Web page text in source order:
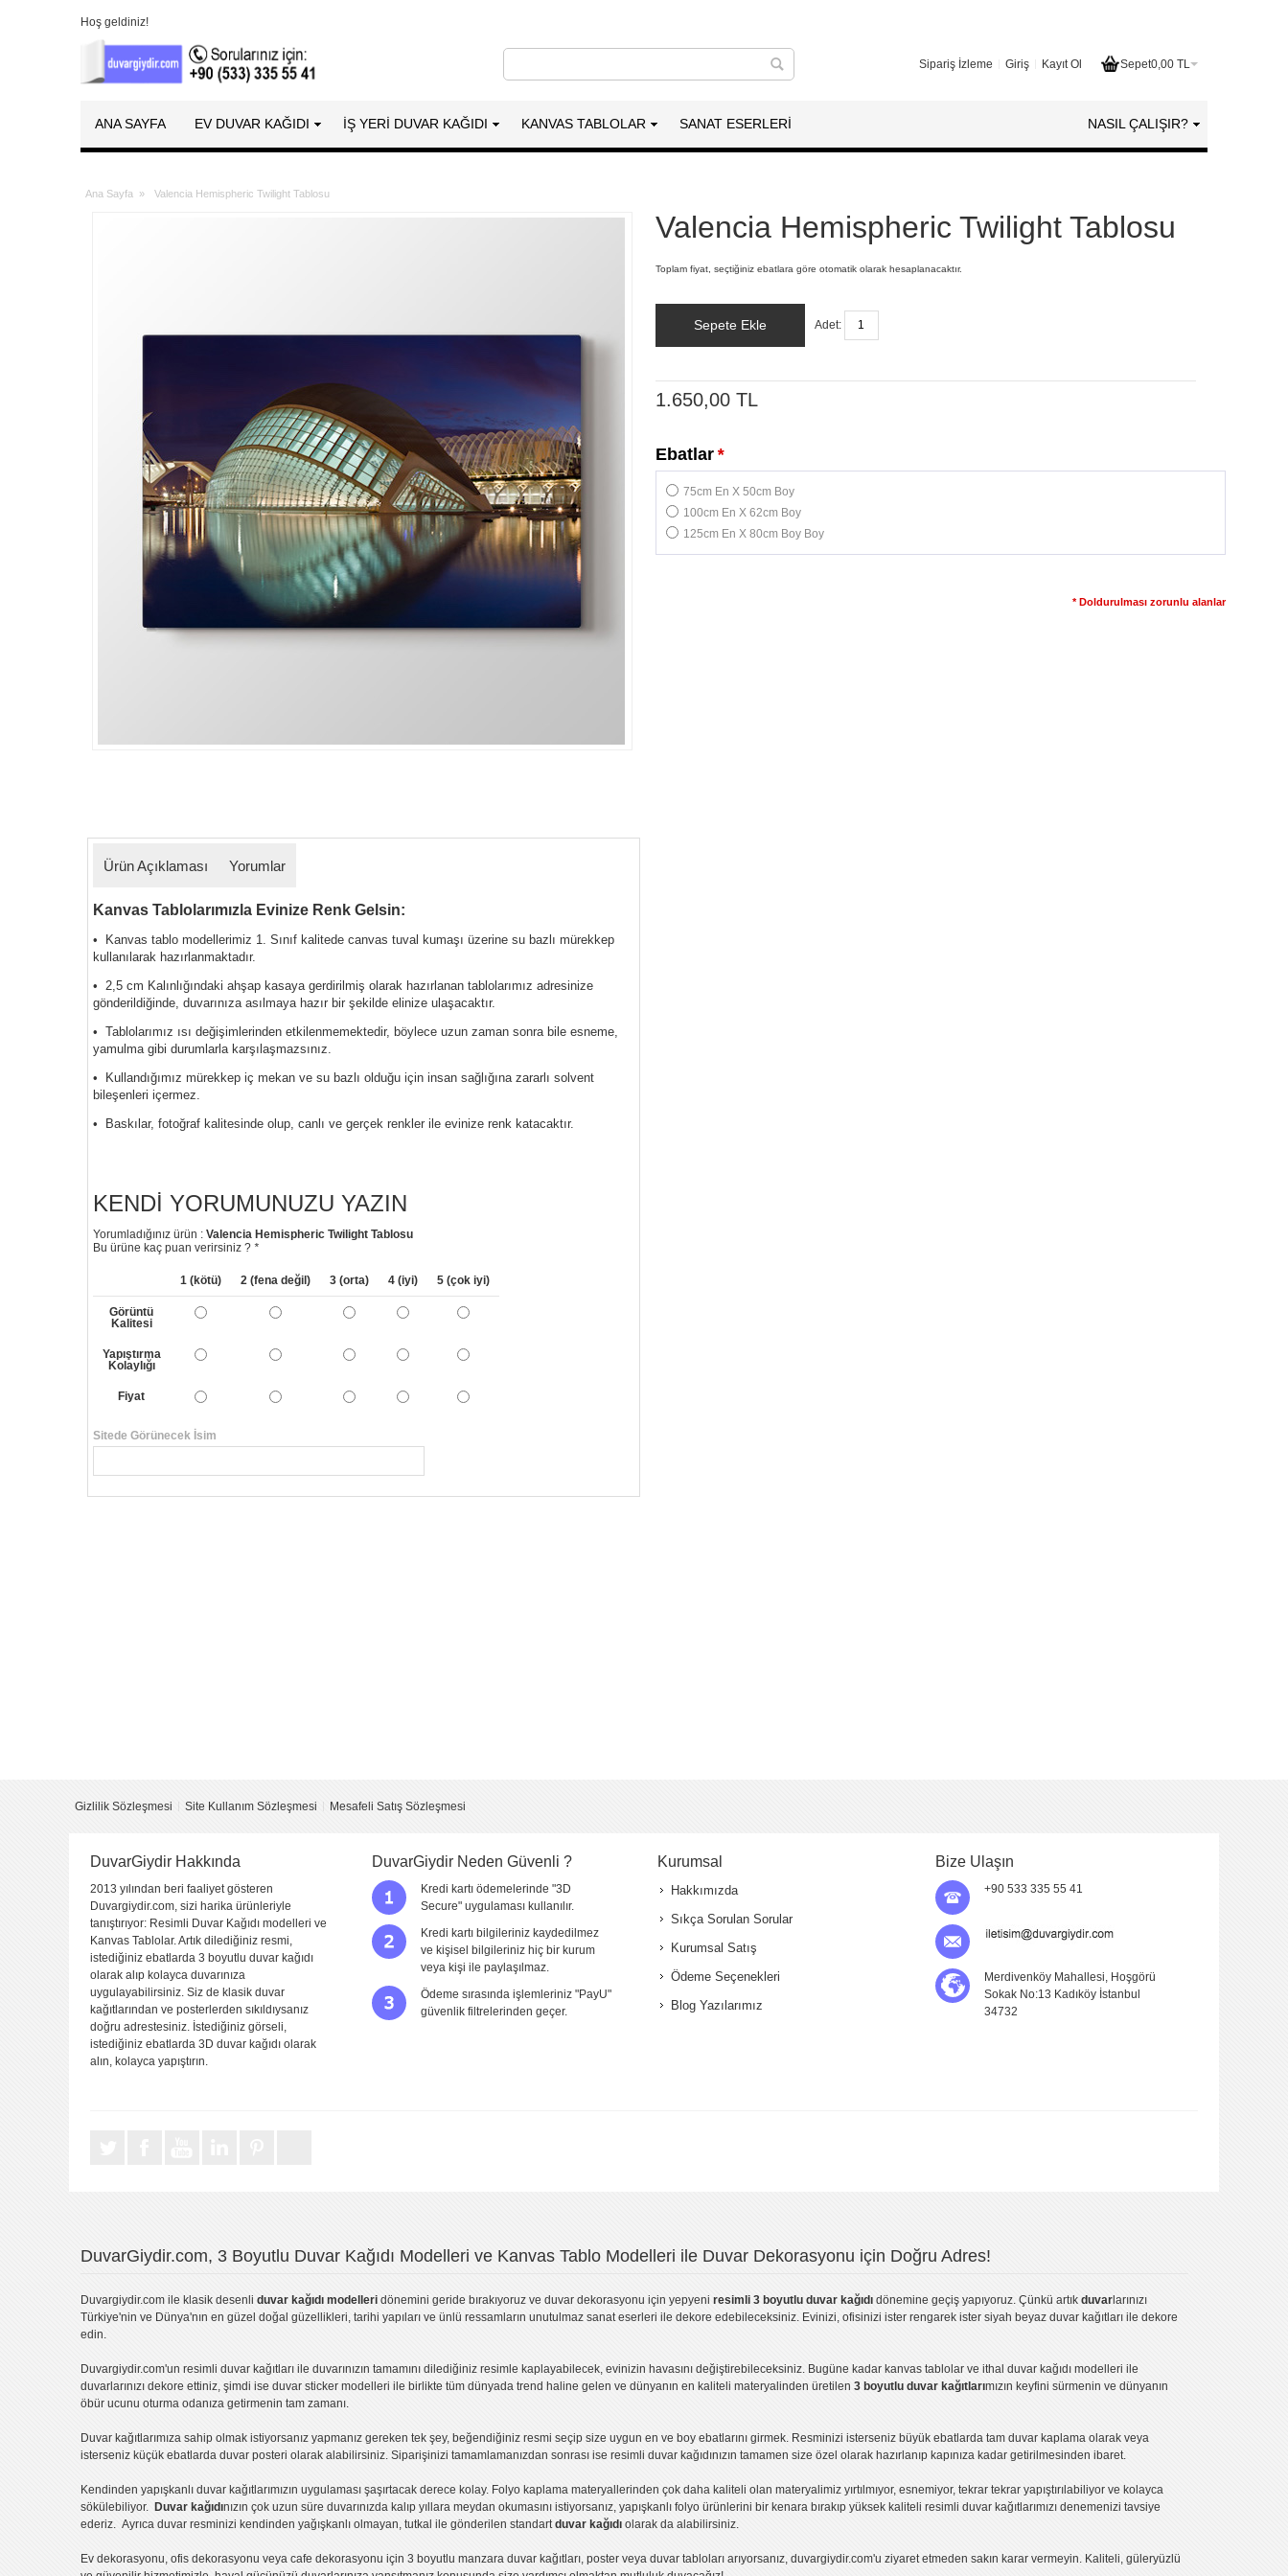
Hoş geldiniz!
Sepet0,00 TL
Sipariş İzleme Giriş Kayıt Ol
ANA SAYFA EV DUVAR KAĞIDI İŞ YERİ DUVAR KAĞIDI KANVAS TABLOLAR SANAT ESERLERI NASIL ÇALIŞIR?
Ana Sayfa » Valencia Hemispheric Twilight Tablosu
Valencia Hemispheric Twilight Tablosu
Toplam fiyat, seçtiğiniz ebatlara göre otomatik olarak hesaplanacaktır.
Sepete Ekle Adet:
1.650,00 TL
*
Ebatlar
75cm En X 50cm Boy
100cm En X 62cm Boy
125cm En X 80cm Boy Boy
* Doldurulması zorunlu alanlar
Ürün Açıklaması Yorumlar
Kanvas Tablolarımızla Evinize Renk Gelsin:
• Kanvas tablo modellerimiz 1. Sınıf kalitede canvas tuval kumaşı üzerine su bazlı mürekkep
kullanılarak hazırlanmaktadır.
• 2,5 cm Kalınlığındaki ahşap kasaya gerdirilmiş olarak hazırlanan tablolarımız adresinize
gönderildiğinde, duvarınıza asılmaya hazır bir şekilde elinize ulaşacaktır.
• Tablolarımız ısı değişimlerinden etkilenmemektedir, böylece uzun zaman sonra bile esneme,
yamulma gibi durumlarla karşılaşmazsınız.
• Kullandığımız mürekkep iç mekan ve su bazlı olduğu için insan sağlığına zararlı solvent
bileşenleri içermez.
• Baskılar, fotoğraf kalitesinde olup, canlı ve gerçek renkler ile evinize renk katacaktır.
KENDI YORUMUNUZU YAZIN
Yorumladığınız ürün : Valencia Hemispheric Twilight Tablosu
Bu ürüne kaç puan verirsiniz ? *
1 (kötü) 2 (fena değil) 3 (orta) 4 (iyi) 5 (çok iyi)
Görüntü
Kalitesi
Yapıştırma
Kolaylığı
Fiyat
Sitede Görünecek İsim
Gizlilik Sözleşmesi Site Kullanım Sözleşmesi Mesafeli Satış Sözleşmesi
DuvarGiydir Hakkında
2013 yılından beri faaliyet gösteren
Duvargiydir.com, sizi harika ürünleriyle
tanıştırıyor: Resimli Duvar Kağıdı modelleri ve
Kanvas Tablolar. Artık dilediğiniz resmi,
istediğiniz ebatlarda 3 boyutlu duvar kağıdı
olarak alıp kolayca duvarınıza
uygulayabilirsiniz. Siz de klasik duvar
kağıtlarından ve posterlerden sıkıldıysanız
doğru adrestesiniz. İstediğiniz görseli,
istediğiniz ebatlarda 3D duvar kağıdı olarak
alın, kolayca yapıştırın.
DuvarGiydir Neden Güvenli ?
Kredi kartı ödemelerinde "3D
Secure" uygulaması kullanılır.
Kredi kartı bilgileriniz kaydedilmez
ve kişisel bilgileriniz hiç bir kurum
veya kişi ile paylaşılmaz.
Ödeme sırasında işlemleriniz "PayU"
güvenlik filtrelerinden geçer.
Kurumsal
Hakkımızda
Sıkça Sorulan Sorular
Kurumsal Satış
Ödeme Seçenekleri
Blog Yazılarımız
Bize Ulaşın
+90 533 335 55 41
Merdivenköy Mahallesi, Hoşgörü
Sokak No:13 Kadıköy İstanbul
34732
DuvarGiydir.com, 3 Boyutlu Duvar Kağıdı Modelleri ve Kanvas Tablo Modelleri ile Duvar Dekorasyonu için Doğru Adres!
Duvargiydir.com ile klasik desenli duvar kağıdı modelleri dönemini geride bırakıyoruz ve duvar dekorasyonu için yepyeni resimli 3 boyutlu duvar kağıdı dönemine geçiş yapıyoruz. Çünkü artık duvar larınızı
Türkiye'nin ve Dünya'nın en güzel doğal güzellikleri, tarihi yapıları ve ünlü ressamların unutulmaz sanat eserleri ile dekore edebileceksiniz. Evinizi, ofisinizi ister rengarek ister siyah beyaz duvar kağıtları ile dekore
edin.
Duvargiydir.com'un resimli duvar kağıtları ile duvarınızın tamamını dilediğiniz resimle kaplayabilecek, evinizin havasını değiştirebileceksiniz. Bugüne kadar kanvas tablo lar ve ithal duvar kağıdı modelleri ile
duvarlarınızı dekore ettiniz, şimdi ise duvar sticker modelleri ile birlikte tüm dünyada trend haline gelen ve dünyanın en kaliteli materyalinden üretilen 3 boyutlu duvar kağıtlarımızın keyfini sürmenin ve dünyanın
öbür ucunu oturma odanıza getirmenin tam zamanı.
Duvar kağıtlarımıza sahip olmak istiyorsanız yapmanız gereken tek şey, beğendiğiniz resmi seçip size uygun en ve boy ebatlarını girmek. Resminizi isterseniz büyük ebatlarda tam duvar kaplama olarak veya
isterseniz küçük ebatlarda duvar posteri olarak alabilirsiniz. Siparişinizi tamamlamanızdan sonrası ise resimli duvar kağıdınızın tamamen size özel olarak hazırlanıp kapınıza kadar getirilmesinden ibaret.
Kendinden yapışkanlı duvar kağıtlarımızın uygulaması şaşırtacak derece kolay. Folyo kaplama materyallerinden çok daha kaliteli olan materyalimiz yırtılmıyor, esnemiyor, tekrar tekrar yapıştırılabiliyor ve kolayca
sökülebiliyor. Duvar kağıdınızın çok uzun süre duvarınızda kalıp yıllara meydan okumasını istiyorsanız, yapışkanlı folyo ürünlerini bir kenara bırakıp yüksek kaliteli resimli duvar kağıtlarımızı denemenizi tavsiye
ederiz. Ayrıca duvar resminizi kendinden yağışkanlı olmayan, tutkal ile gönderilen standartduvar kağıdı olarak da alabilirsiniz.
Ev dekorasyonu, ofis dekorasyonu veya cafe dekorasyonu için 3 boyutlu manzara duvar kağıtları, poster veya duvar tabloları arıyorsanız, duvargiydir.com'u ziyaret etmeden sakın karar vermeyin. Kaliteli, güleryüzlü